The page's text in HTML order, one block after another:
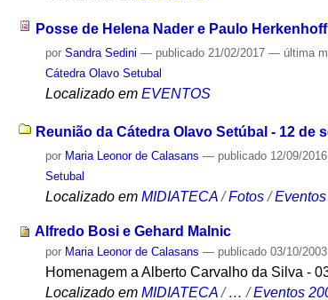
Posse de Helena Nader e Paulo
porSandra Sedini — publicado 21/02/2017— última
Cátedra Olavo Setubal
Localizado em EVENTOS
Reunião da Cátedra Olavo Setúbal - 12 de
por Maria Leonor de Calasans — publicado 12/09/
Setubal
Localizado em MIDIATECA /Fotos /
Alfredo Bosi e Gehard Malnic
por Maria Leonor de Calasans — publicado 03/10/
Homenagem a Alberto Carvalho da Silva -
Localizado em MIDIATECA /…/Eventos